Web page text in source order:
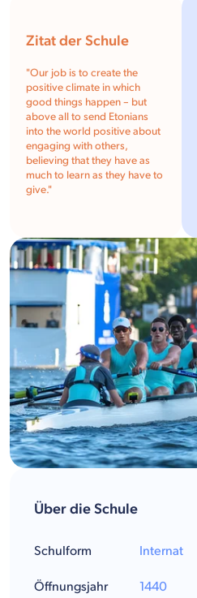
Über die Schule
Schulform
Öffnungsjahr
Internat
1440
Zitat der Schule
"Our job is to create the
positive climate in which
good things happen – but
above all to send Etonians
into the world positive about
engaging with others,
believing that they have as
much to learn as they have to
give."